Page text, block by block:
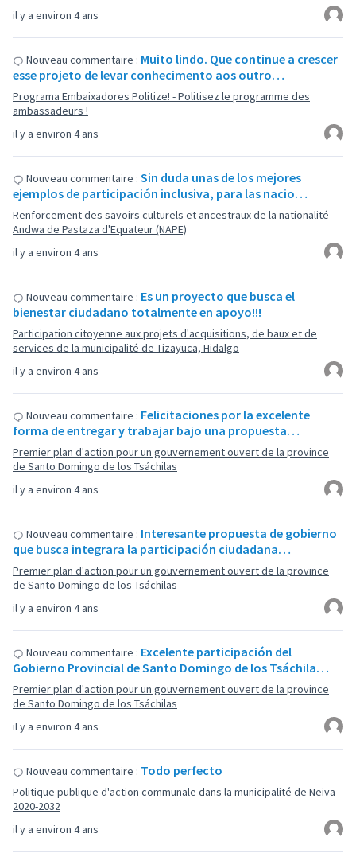
il y a environ 4 ans
il y a environ 4 ans
Nouveau commentaire : Muito lindo. Que continue a crescer
esse projeto de levar conhecimento aos outro…
Programa Embaixadores Politize! - Politisez le programme des
ambassadeurs !
il y a environ 4 ans
Nouveau commentaire : Sin duda unas de los mejores
ejemplos de participación inclusiva, para las nacio…
Renforcement des savoirs culturels et ancestraux de la nationalité
Andwa de Pastaza d'Equateur (NAPE)
il y a environ 4 ans
Nouveau commentaire : Es un proyecto que busca el
bienestar ciudadano totalmente en apoyo!!!
Participation citoyenne aux projets d'acquisitions, de baux et de
services de la municipalité de Tizayuca, Hidalgo
il y a environ 4 ans
Nouveau commentaire : Felicitaciones por la excelente
forma de entregar y trabajar bajo una propuesta…
Premier plan d'action pour un gouvernement ouvert de la province
de Santo Domingo de los Tsáchilas
il y a environ 4 ans
Nouveau commentaire : Interesante propuesta de gobierno
que busca integrara la participación ciudadana…
Premier plan d'action pour un gouvernement ouvert de la province
de Santo Domingo de los Tsáchilas
il y a environ 4 ans
Nouveau commentaire : Excelente participación del
Gobierno Provincial de Santo Domingo de los Tsáchila…
Premier plan d'action pour un gouvernement ouvert de la province
de Santo Domingo de los Tsáchilas
il y a environ 4 ans
Nouveau commentaire : Todo perfecto
Politique publique d'action communale dans la municipalité de Neiva
2020-2032